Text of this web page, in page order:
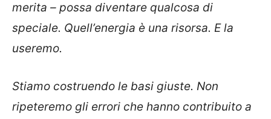
merita – possa diventare qualcosa di
speciale. Quell’energia è una risorsa. E la
useremo.
Stiamo costruendo le basi giuste. Non
ripeteremo gli errori che hanno contribuito a